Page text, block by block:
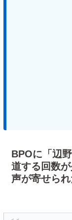
BPOに「辺
道する回数
声が寄せら